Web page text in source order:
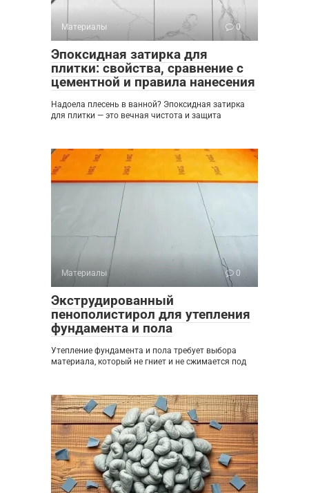
Материалы 0
Эпоксидная затирка для
плитки: свойства, сравнение с
цементной и правила нанесения
Надоела плесень в ванной? Эпоксидная затирка
для плитки — это вечная чистота и защита
Материалы 0
Экструдированный
пенополистирол для утепления
фундамента и пола
Утепление фундамента и пола требует выбора
материала, который не гниет и не сжимается под